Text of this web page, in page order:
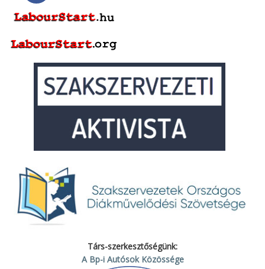
Társ-szerkesztőségünk:
A Bp-i Autósok Közössége